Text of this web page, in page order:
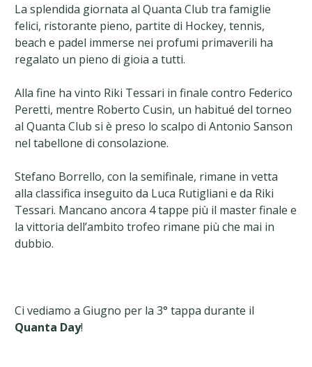
La splendida giornata al Quanta Club tra famiglie
felici, ristorante pieno, partite di Hockey, tennis,
beach e padel immerse nei profumi primaverili ha
regalato un pieno di gioia a tutti.
Alla fine ha vinto Riki Tessari in finale contro Federico
Peretti, mentre Roberto Cusin, un habitué del torneo
al Quanta Club si è preso lo scalpo di Antonio Sanson
nel tabellone di consolazione.
Stefano Borrello, con la semifinale, rimane in vetta
alla classifica inseguito da Luca Rutigliani e da Riki
Tessari. Mancano ancora 4 tappe più il master finale e
la vittoria dell’ambito trofeo rimane più che mai in
dubbio.
Ci vediamo a Giugno per la 3° tappa durante il
Quanta Day!